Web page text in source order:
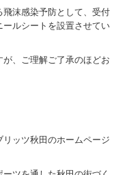
沫感染予防として、受付
ルシートを設置させてい
が、ご理解ご了承のほどお
リッツ秋田のホームページ